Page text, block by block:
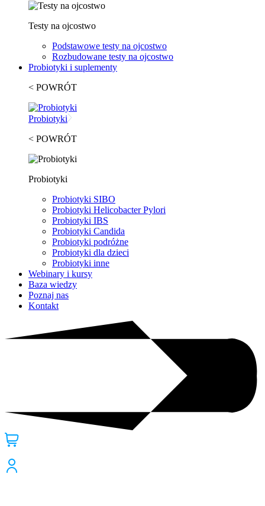
Testy na ojcostwo
Podstawowe testy na ojcostwo
Rozbudowane testy na ojcostwo
Probiotyki i suplementy
< POWRÓT
Probiotyki
< POWRÓT
Probiotyki
Probiotyki SIBO
Probiotyki Helicobacter Pylori
Probiotyki IBS
Probiotyki Candida
Probiotyki podróżne
Probiotyki dla dzieci
Probiotyki inne
Webinary i kursy
Baza wiedzy
Poznaj nas
Kontakt